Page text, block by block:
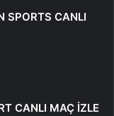
SPORTS CANLI
CANLI MAÇ İZLE